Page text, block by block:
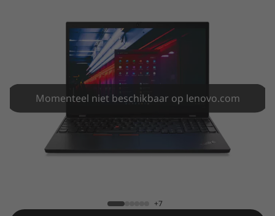
n
Momenteel niet beschikbaar op lenovo.com
+7